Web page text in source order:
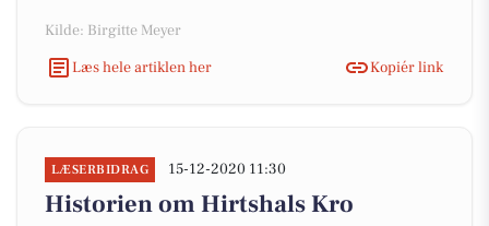
Kilde: Birgitte Meyer
Læs hele artiklen her
Kopiér link
LÆSERBIDRAG 15-12-2020 11:30
Historien om Hirtshals Kro